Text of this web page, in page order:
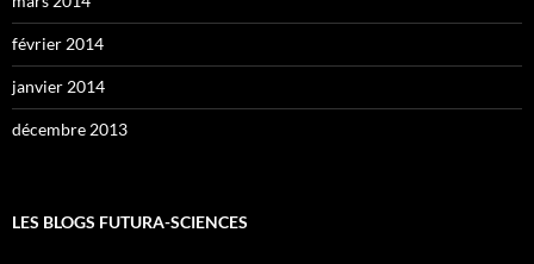
février 2014
janvier 2014
décembre 2013
LES BLOGS FUTURA-SCIENCES